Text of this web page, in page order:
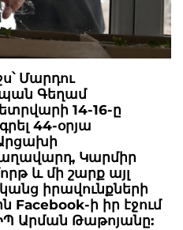
Մարդու
Գեղամ
14-16-ը
44-օրյա
Կարմիր
և մի շարք այլ
իրավունքների
Facebook-ի իր էջում
Արման Թաթոյանը: